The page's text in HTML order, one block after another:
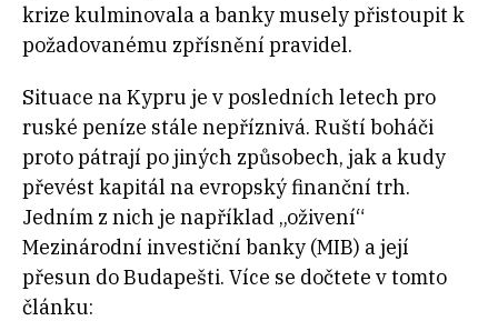
krize kulminovala a banky musely přistoupit k
požadovanému zpřísnění pravidel.
Situace na Kypru je v posledních letech pro
ruské peníze stále nepříznivá. Ruští boháči
proto pátrají po jiných způsobech, jak a kudy
převést kapitál na evropský finanční trh.
Jedním z nich je například „oživení“
Mezinárodní investiční banky (MIB) a její
přesun do Budapešti. Více se dočtete v tomto
článku: